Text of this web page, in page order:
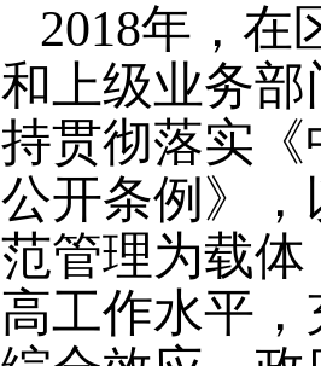
2018年，在
和上级业务
持贯彻落实
公开条例》
范管理为载
高工作水平